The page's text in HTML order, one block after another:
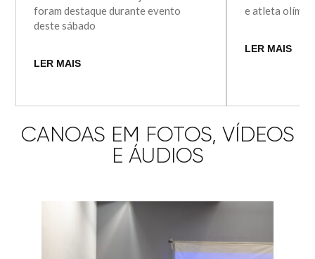
foram destaque durante evento
deste sábado
LER MAIS
e atleta
LER MAIS
CANOAS EM FOTOS, VÍDEOS
E ÁUDIOS